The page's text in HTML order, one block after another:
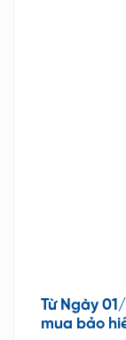
Từ Ngày
mua bảo